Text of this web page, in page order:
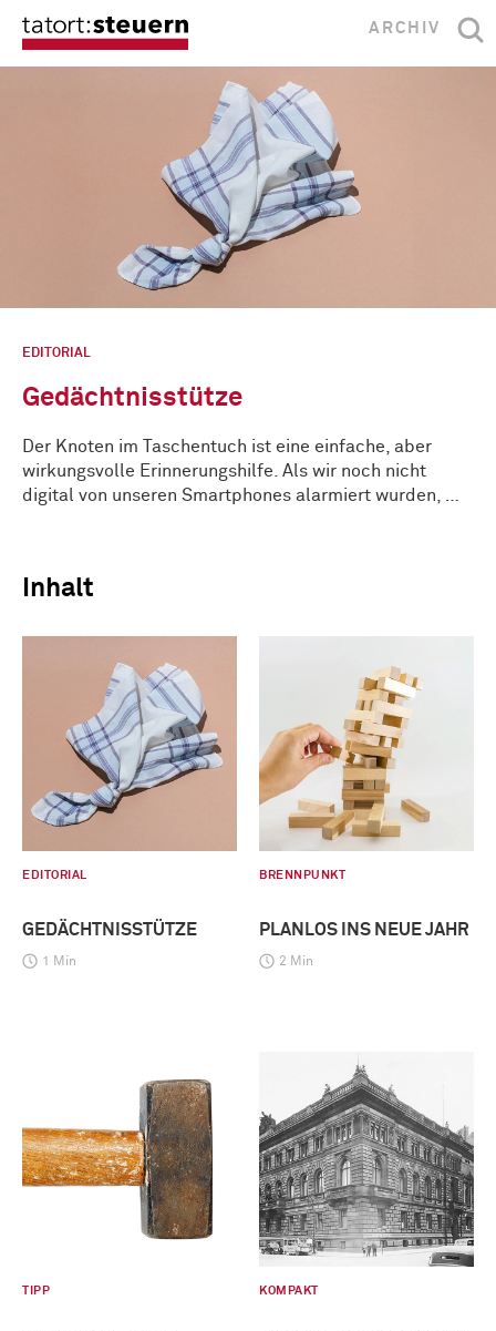
ARCHIV
EDITORIAL
Gedächtnisstütze
Der Knoten im Taschentuch ist eine einfache, aber
wirkungsvolle Erinnerungshilfe. Als wir noch nicht
digital von unseren Smartphones alarmiert wurden, …
Inhalt
EDITORIAL
GEDÄCHTNISSTÜTZE
1 Min
BRENNPUNKT
PLANLOS INS NEUE JAHR
2 Min
TIPP KOMPAKT